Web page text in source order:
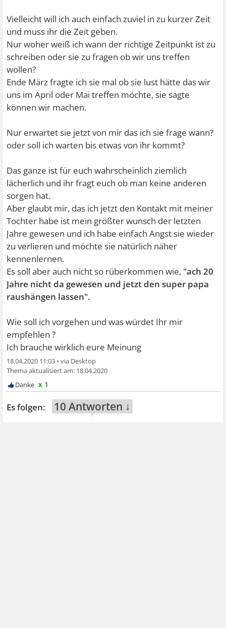
Vielleicht will ich auch einfach zuviel in zu kurzer Zeit
und muss ihr die Zeit geben.
Nur woher weiß ich wann der richtige Zeitpunkt ist zu
schreiben oder sie zu fragen ob wir uns treffen
wollen?
Ende März fragte ich sie mal ob sie lust hätte das wir
uns im April oder Mai treffen möchte, sie sagte
können wir machen.
Nur erwartet sie jetzt von mir das ich sie frage wann?
oder soll ich warten bis etwas von ihr kommt?
Das ganze ist für euch wahrscheinlich ziemlich
lächerlich und ihr fragt euch ob man keine anderen
sorgen hat.
Aber glaubt mir, das ich jetzt den Kontakt mit meiner
Tochter habe ist mein größter wunsch der letzten
Jahre gewesen und ich habe einfach Angst sie wieder
zu verlieren und möchte sie natürlich näher
kennenlernen.
Es soll aber auch nicht so rüberkommen wie, "ach 20
Jahre nicht da gewesen und jetzt den super papa
raushängen lassen".
Wie soll ich vorgehen und was würdet Ihr mir
empfehlen ?
Ich brauche wirklich eure Meinung
18.04.2020 11:03 •
18.04.2020
x 1
10 Antworten ↓